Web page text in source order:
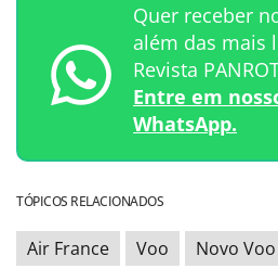
Quer receber
além das mais
Revista
Entre em
WhatsApp.
TÓPICOS RELACIONADOS
Air France Voo Novo Voo